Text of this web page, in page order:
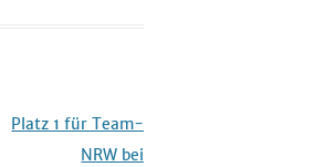
Platz 1 für Team-
NRW bei